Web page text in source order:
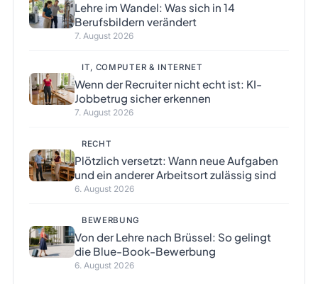
Lehre im Wandel: Was sich in 14
Berufsbildern verändert
7. August 2026
IT, COMPUTER & INTERNET
Wenn der Recruiter nicht echt ist: KI-
Jobbetrug sicher erkennen
7. August 2026
RECHT
Plötzlich versetzt: Wann neue Aufgaben
und ein anderer Arbeitsort zulässig sind
6. August 2026
BEWERBUNG
Von der Lehre nach Brüssel: So gelingt
die Blue-Book-Bewerbung
6. August 2026